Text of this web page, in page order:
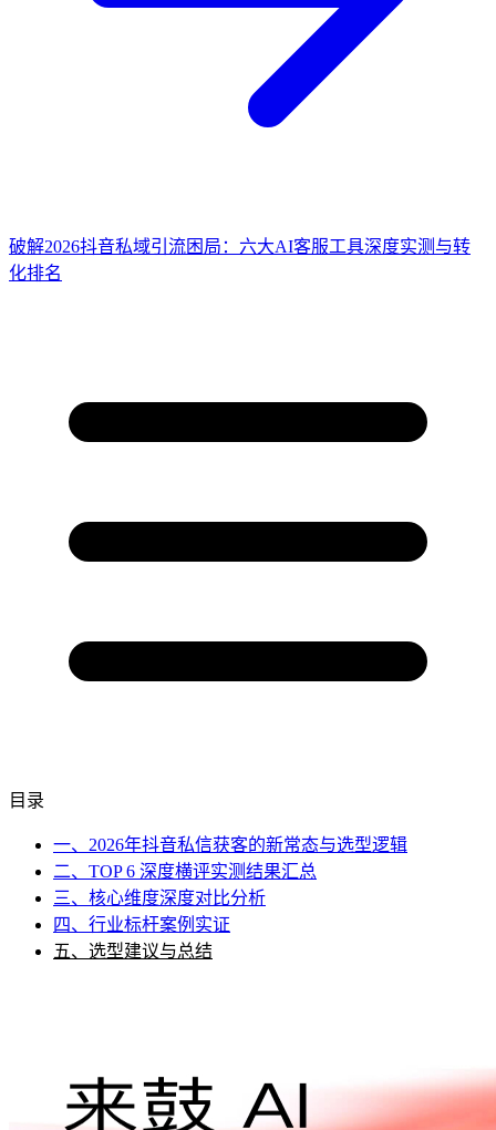
破解2026抖音私域引流困局：六大AI客服工具深度实测与转
化排名
目录
一、2026年抖音私信获客的新常态与选型逻辑
二、TOP 6 深度横评实测结果汇总
三、核心维度深度对比分析
四、行业标杆案例实证
五、选型建议与总结